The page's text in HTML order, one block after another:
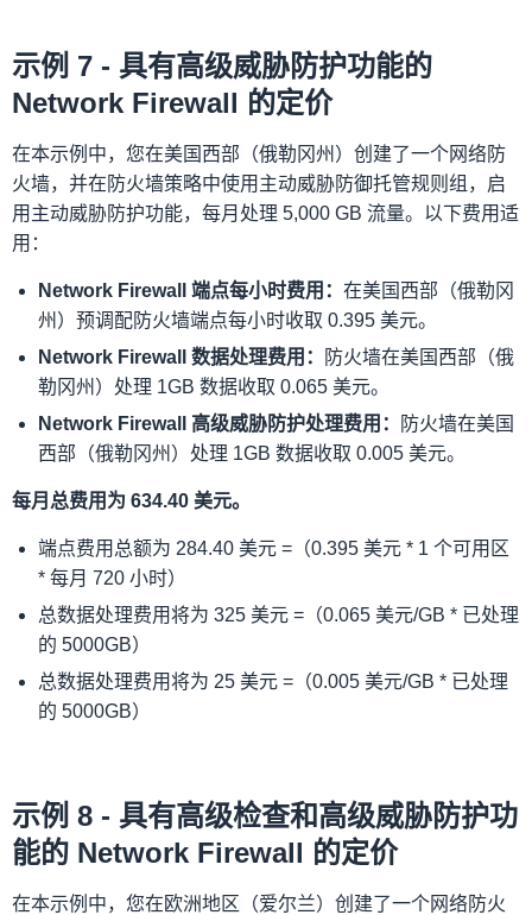
示例 7 - 具有高级威胁防护功能的
Network Firewall 的定价
在本示例中，您在美国西部（俄勒冈州）创建了一个网络防
火墙， 并在防火墙策略中使用主动威胁防御托管规则组，启
用主动威胁防护功能，每月处理 5,000 GB 流量。以下费用适
用：
Network Firewall 端点每小时费用： 在美国西部（俄勒冈
州）预调配防火墙端点每小时收取 0.395 美元。
Network Firewall 数据处理费用：
防火墙在美国西部（俄
勒冈州）处理 1GB 数据收取 0.065 美元。
Network Firewall 高级威胁防护处理费用：
防火墙在美国
西部（俄勒冈州）处理 1GB 数据收取 0.005 美元。
每月总费用为 634.40 美元。
端点费用总额为 284.40 美元 =（0.395 美元 * 1 个可用区
* 每月 720 小时）
总数据处理费用将为 325 美元 =（0.065 美元/GB * 已处理
的 5000GB）
总数据处理费用将为 25 美元 =（0.005 美元/GB * 已处理
的 5000GB）
示例 8 - 具有高级检查和高级威胁防护功
能的 Network Firewall 的定价
在本示例中，您在欧洲地区（爱尔兰）创建了一个网络防火